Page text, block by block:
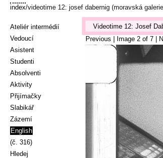
index/videotime 12: josef dabernig (moravská
Ateliér intermédií
Vedoucí
Asistent
Studenti
Absolventi
Aktivity
Přijímačky
Slabikář
Zázemí
English
(č. 316)
Hledej
Videotime 12: Josef
Previous | Image 2 of 7